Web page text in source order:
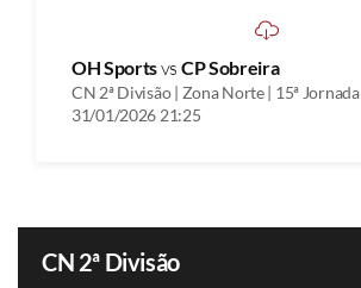
OH Sportsvs CP Sobreira
CN 2ª Divisão | Zona Norte | 15ª Jornada
31/01/2026 21:25
CN 2ª Divisão